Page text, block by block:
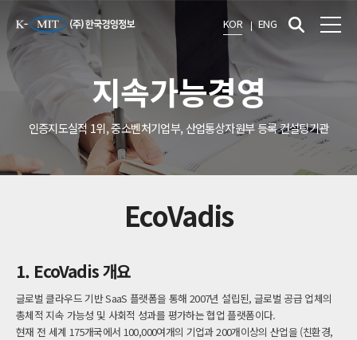
KOR ENG
지속가능경영
인증지도실적 1위, 중소벤처기업부, 산업통상자원부 등록 컨설팅기관
EcoVadis
1. EcoVadis 개요
글로벌 클라우드 기반 SaaS 플랫폼을 통해 2007년 설립된, 글로벌 공급 업체의
총체적 지속 가능성 및 사회적 성과를 평가하는 협업 플랫폼이다.
현재 전 세계 175개국에서 100,000여개의 기업과 200개이상의 산업을 (친환경,